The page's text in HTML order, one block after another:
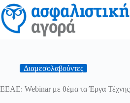
Διαμεσολαβούντες
ΕΕΑΕ: Webinar με θέμα τα Έργα Τέχνης